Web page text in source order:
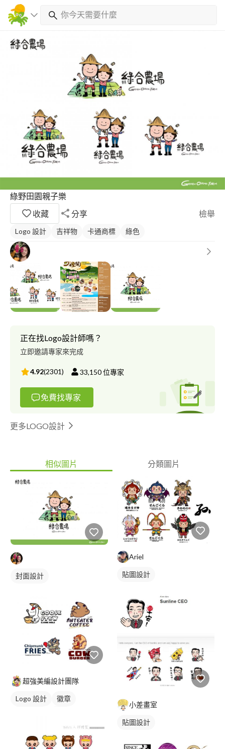
綠野田園親子樂
收藏
分享 檢舉
Logo 設計 吉祥物 卡通商標 綠色
正在找Logo設計師嗎？
立即邀請專家來完成
4.92(2301) 33,150位專家
免費找專家
更多LOGO設計
相似圖片 分類圖片
封面設計
超強美編設計團隊
Logo 設計
徽章
Ariel
貼圖設計
小差畫室
貼圖設計